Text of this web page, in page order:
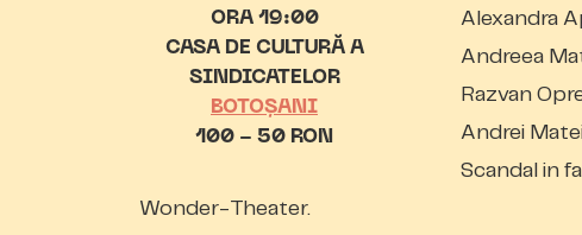
ORA 19:00
CASA DE CULTURĂ A
SINDICATELOR
BOTOȘANI
100 - 50 RON
Alexandra
Andreea
Razvan
Andrei
Scandal in
Wonder-Theater.